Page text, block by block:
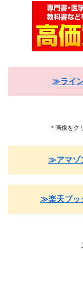
≫ライン
＊画像をク
≫アマゾ
≫楽天ブッ